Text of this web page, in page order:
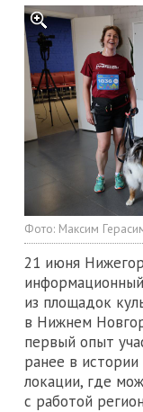
Фото: Максим
21 июня
из площадок
в Нижнем
первый опыт
ранее в
локации, где
с работой